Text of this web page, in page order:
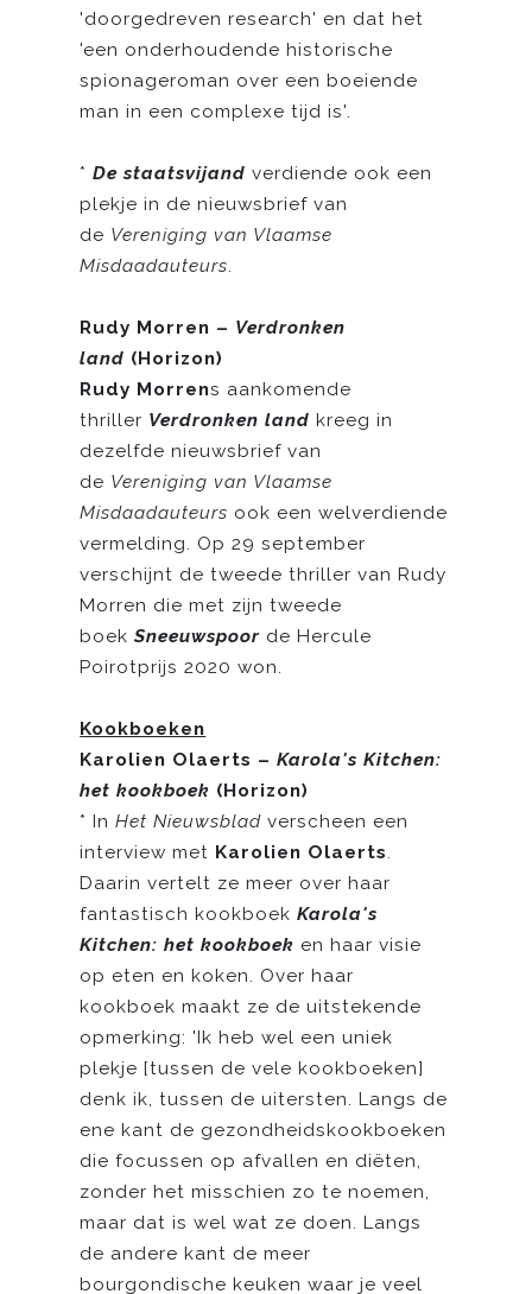
'doorgedreven research' en dat het
'een onderhoudende historische
spionageroman over een boeiende
man in een complexe tijd is'.
*De staatsvijand verdiende ook een
plekje in de nieuwsbrief van
de Vereniging van Vlaamse
Misdaadauteurs
Rudy Morren – Verdronken
land (Horizon)
Rudy Morrens aankomende
thriller Verdronken land kreeg in
dezelfde nieuwsbrief van
de Vereniging van Vlaamse
Misdaadauteurs ook een welverdiende
vermelding. Op 29 september
verschijnt de tweede thriller van Rudy
Morren die met zijn tweede
boekSneeuwspoor de Hercule
Poirotprijs 2020 won.
Kookboeken
Karolien Olaerts –Karola's Kitchen:
het kookboek (Horizon)
* InHet Nieuwsblad verscheen een
interview met Karolien Olaerts
Daarin vertelt ze meer over haar
fantastisch kookboekKarola's
Kitchen: het kookboek en haar visie
op eten en koken. Over haar
kookboek maakt ze de uitstekende
opmerking: 'Ik heb wel een uniek
plekje [tussen de vele kookboeken]
denk ik, tussen de uitersten. Langs de
ene kant de gezondheidskookboeken
die focussen op afvallen en diëten,
zonder het misschien zo te noemen,
maar dat is wel wat ze doen. Langs
de andere kant de meer
bourgondische keuken waar je veel